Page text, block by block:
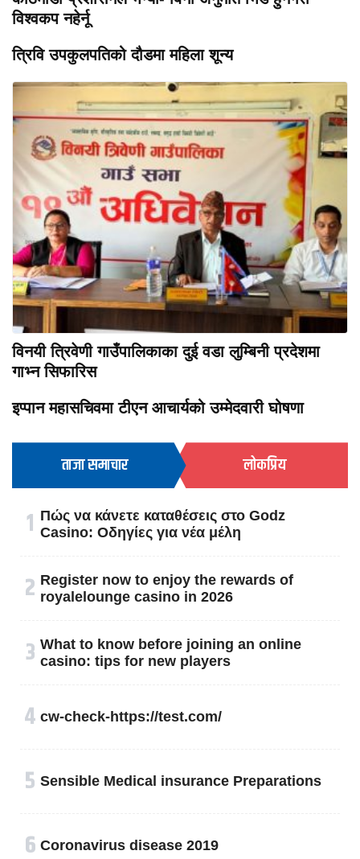
विश्वकप नहेर्नू
त्रिवि उपकुलपतिको दौडमा महिला शून्य
विनयी त्रिवेणी गाउँपालिकाका दुई वडा लुम्बिनी प्रदेशमा
गाभ्न सिफारिस
इप्पान महासचिवमा टीएन आचार्यको उम्मेदवारी घोषणा
ताजा समाचार लोकप्रिय
१ Πώς να κάνετε καταθέσεις στο Godz
Casino: Οδηγίες για νέα μέλη
२ Register now to enjoy the rewards of
royalelounge casino in 2026
३ What to know before joining an online
casino: tips for new players
४ cw-check-https://test.com/
५ Sensible Medical insurance Preparations
६ Coronavirus disease 2019